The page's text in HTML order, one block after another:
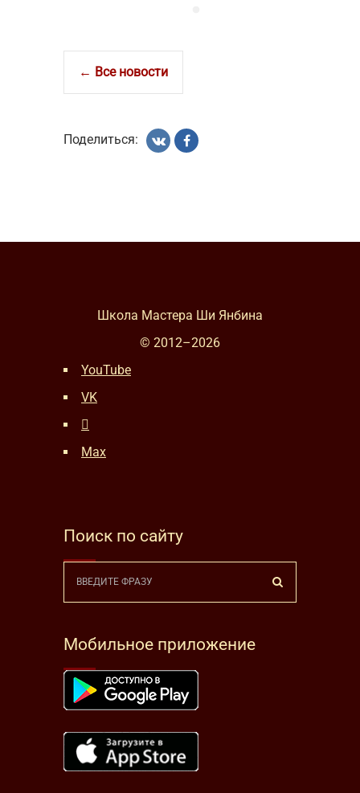
← Все новости
Поделиться:
Школа Мастера Ши Янбина
© 2012–2026
YouTube
VK
Max
Поиск по сайту
Мобильное приложение